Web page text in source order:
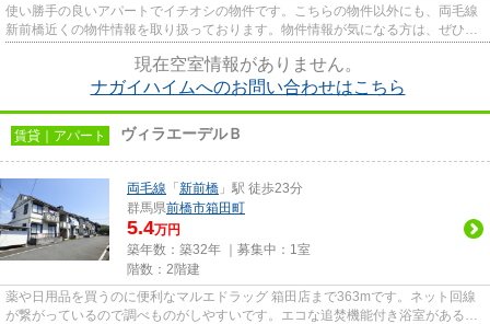
使い勝手の良いアパートでイチオシの物件です。こちらの物件以外にも、両毛線
新前橋近くの物件情報を取り扱っております。物件情報が気になる方は、ぜひお
現在空室情報がありません。
ナガイハイムへのお問い合わせはこちら
賃貸｜アパート ヴィラエーデルＢ
両毛線 「 新前橋 」駅 徒歩23分
群馬県前橋市箱田町
5.4万円
築年数：築32年 ｜募集中： 1室
階数：2階建
薬や日用品を買うのに便利なマルエドラッグ 箱田店まで363mです。ネット回線
が繋がっているので調べものがしやすいです。エコな追焚機能付き浴室がある物